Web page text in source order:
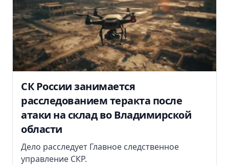
СК России занимается
расследованием теракта после
атаки на склад во Владимирской
области
Дело расследует Главное следственное
управление СКР.